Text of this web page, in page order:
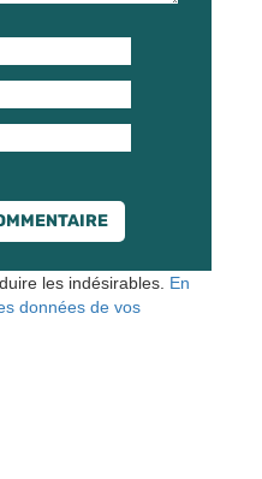
les indésirables. En
données de vos